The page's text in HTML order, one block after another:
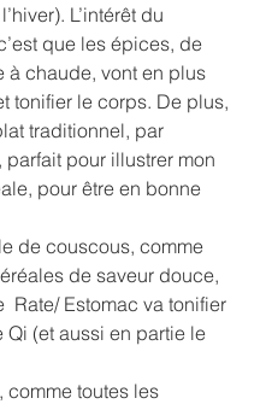
L’intérêt du
que les épices, de
à chaude, vont en plus
tonifier le corps. De plus,
traditionnel, par
pour illustrer mon
pour être en bonne
de couscous, comme
de saveur douce,
Rate/ Estomac va tonifier
Qi (et aussi en partie le
comme toutes les